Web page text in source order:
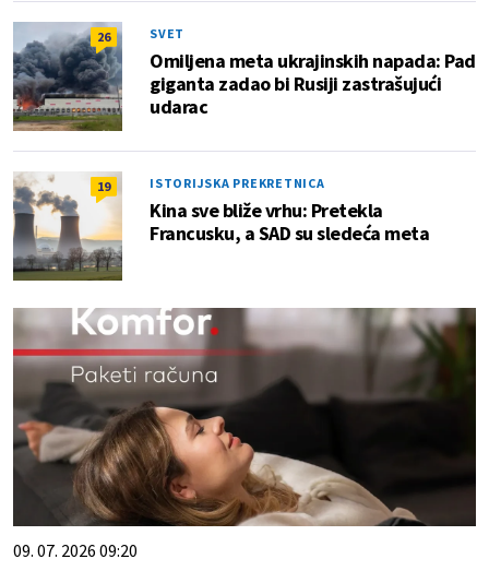
26 SVET
Omiljena meta ukrajinskih napada: Pad
giganta zadao bi Rusiji zastrašujući
udarac
19 ISTORIJSKA PREKRETNICA
Kina sve bliže vrhu: Pretekla
Francusku, a SAD su sledeća meta
09. 07. 2026 09:20